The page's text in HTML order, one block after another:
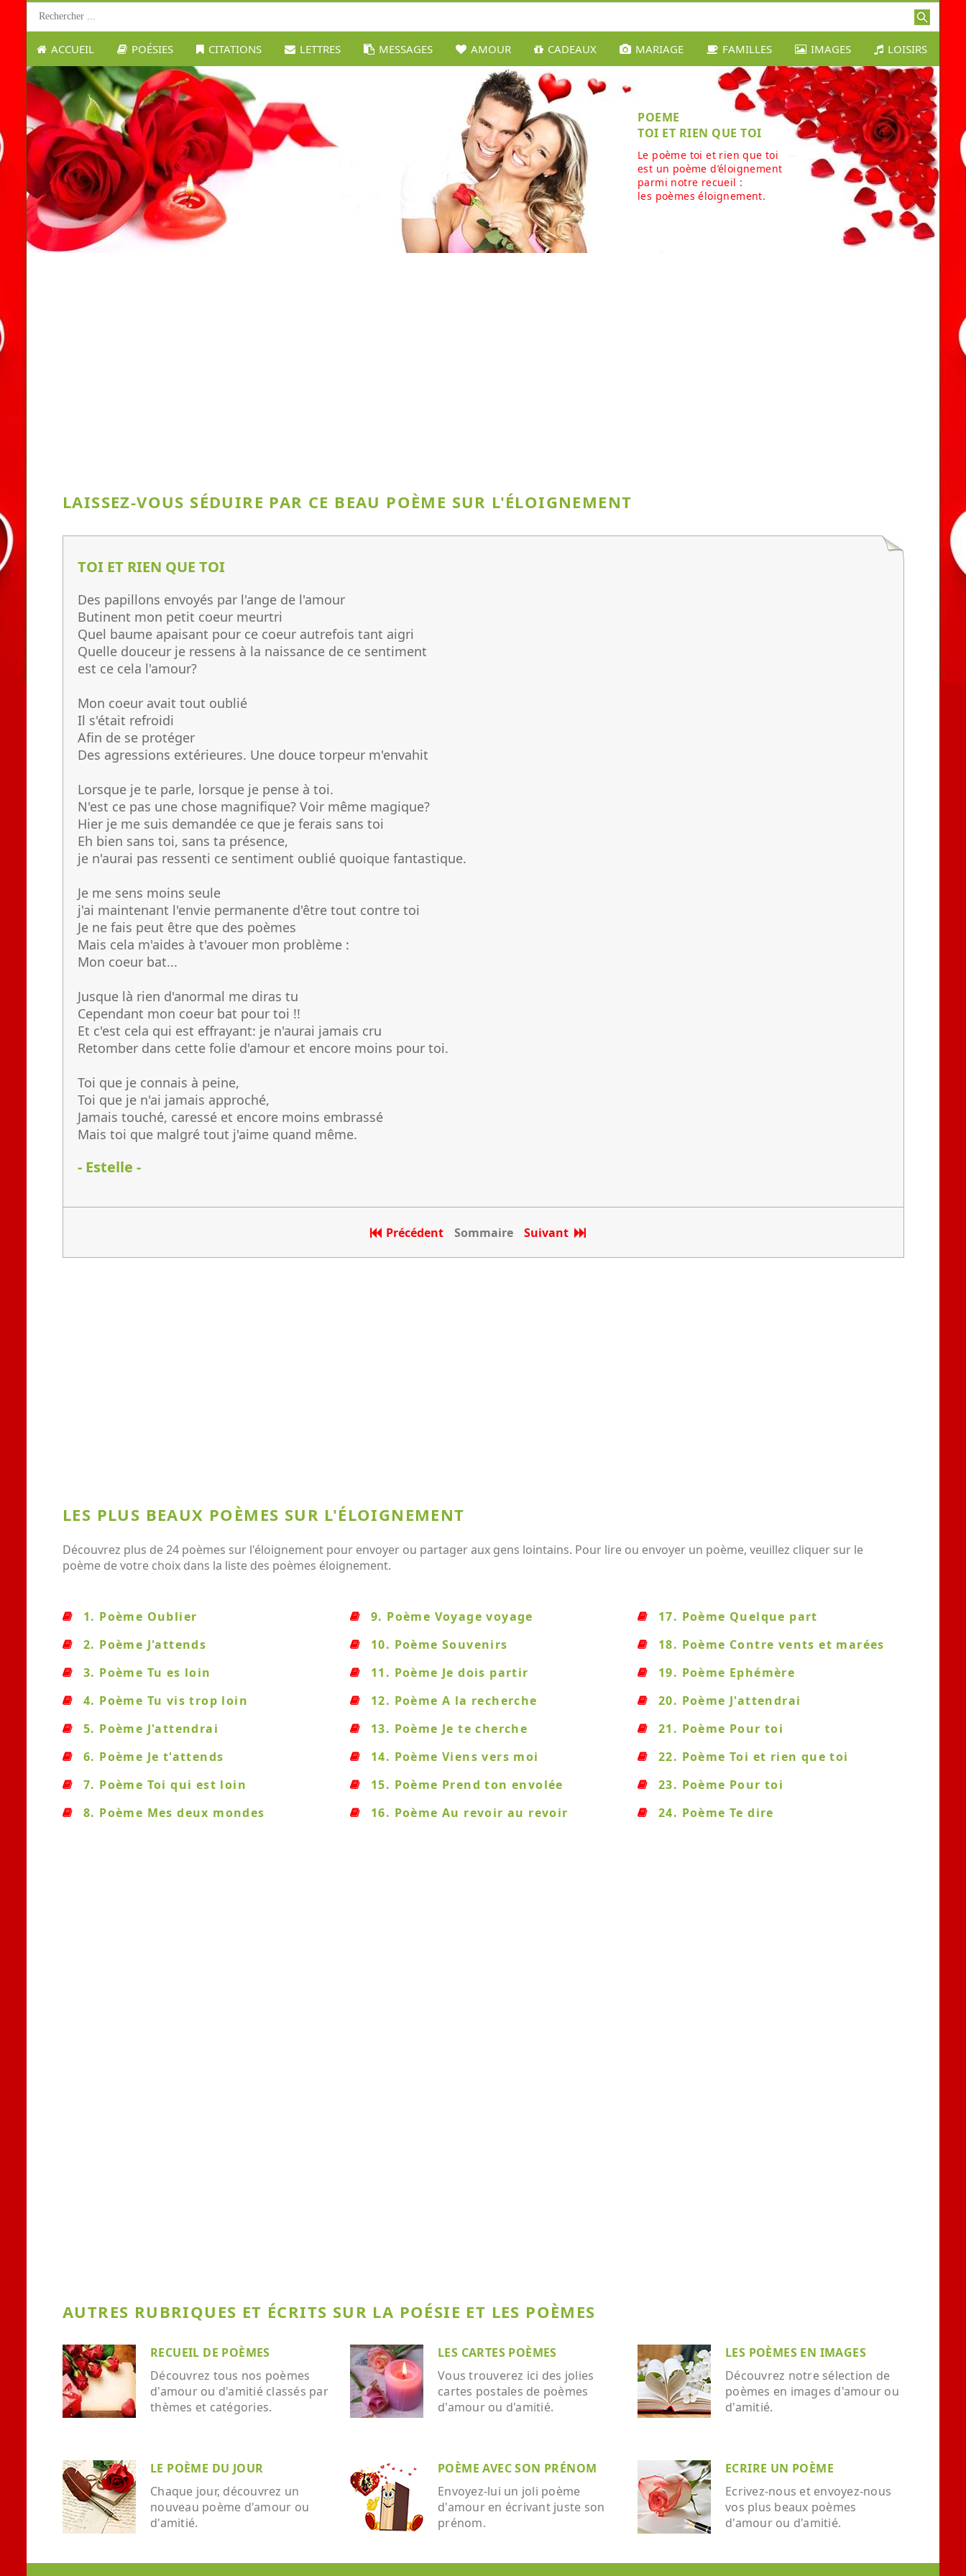
ACCUEIL POÉSIES CITATIONS LETTRES MESSAGES AMOUR CADEAUX MARIAGE FAMILLES IMAGES LOISIRS
POEME
TOI ET RIEN QUE TOI
Le poème toi et rien que toi
est un poème d’éloignement
parmi notre recueil :
les poèmes éloignement.
LAISSEZ-VOUS SÉDUIRE PAR CE BEAU POÈME SUR L'ÉLOIGNEMENT
TOI ET RIEN QUE TOI
Des papillons envoyés par l'ange de l'amour
Butinent mon petit coeur meurtri
Quel baume apaisant pour ce coeur autrefois tant aigri
Quelle douceur je ressens à la naissance de ce sentiment
est ce cela l'amour?
Mon coeur avait tout oublié
Il s'était refroidi
Afin de se protéger
Des agressions extérieures. Une douce torpeur m'envahit
Lorsque je te parle, lorsque je pense à toi.
N'est ce pas une chose magnifique? Voir même magique?
Hier je me suis demandée ce que je ferais sans toi
Eh bien sans toi, sans ta présence,
je n'aurai pas ressenti ce sentiment oublié quoique fantastique.
Je me sens moins seule
j'ai maintenant l'envie permanente d'être tout contre toi
Je ne fais peut être que des poèmes
Mais cela m'aides à t'avouer mon problème :
Mon coeur bat...
Jusque là rien d'anormal me diras tu
Cependant mon coeur bat pour toi !!
Et c'est cela qui est effrayant: je n'aurai jamais cru
Retomber dans cette folie d'amour et encore moins pour toi.
Toi que je connais à peine,
Toi que je n'ai jamais approché,
Jamais touché, caressé et encore moins embrassé
Mais toi que malgré tout j'aime quand même.
- Estelle -
Précédent Sommaire Suivant
LES PLUS BEAUX POÈMES SUR L'ÉLOIGNEMENT
Découvrez plus de 24 poèmes sur l'éloignement pour envoyer ou partager aux gens lointains. Pour lire ou envoyer un poème, veuillez cliquer sur le
poème de votre choix dans la liste des poèmes éloignement.
1. Poème Oublier
2. Poème J'attends
3. Poème Tu es loin
4. Poème Tu vis trop loin
5. Poème J'attendrai
6. Poème Je t'attends
7. Poème Toi qui est loin
8. Poème Mes deux mondes
9. Poème Voyage voyage
10. Poème Souvenirs
11. Poème Je dois partir
12. Poème A la recherche
13. Poème Je te cherche
14. Poème Viens vers moi
15. Poème Prend ton envolée
16. Poème Au revoir au revoir
17. Poème Quelque part
18. Poème Contre vents et marées
19. Poème Ephémère
20. Poème J'attendrai
21. Poème Pour toi
22. Poème Toi et rien que toi
23. Poème Pour toi
24. Poème Te dire
AUTRES RUBRIQUES ET ÉCRITS SUR LA POÉSIE ET LES POÈMES
RECUEIL DE POÈMES
Découvrez tous nos poèmes
d'amour ou d'amitié classés par
thèmes et catégories.
LES CARTES POÈMES
Vous trouverez ici des jolies
cartes postales de poèmes
d'amour ou d'amitié.
LES POÈMES EN IMAGES
Découvrez notre sélection de
poèmes en images d'amour ou
d'amitié.
LE POÈME DU JOUR
Chaque jour, découvrez un
nouveau poème d'amour ou
d'amitié.
POÈME AVEC SON PRÉNOM
Envoyez-lui un joli poème
d'amour en écrivant juste son
prénom.
ECRIRE UN POÈME
Ecrivez-nous et envoyez-nous
vos plus beaux poèmes
d'amour ou d'amitié.